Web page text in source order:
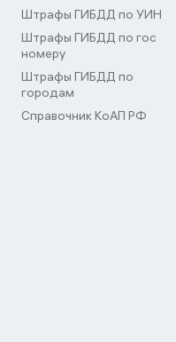
Штрафы ГИБДД по УИН
Штрафы ГИБДД по гос
номеру
Штрафы ГИБДД по
городам
Справочник КоАП РФ